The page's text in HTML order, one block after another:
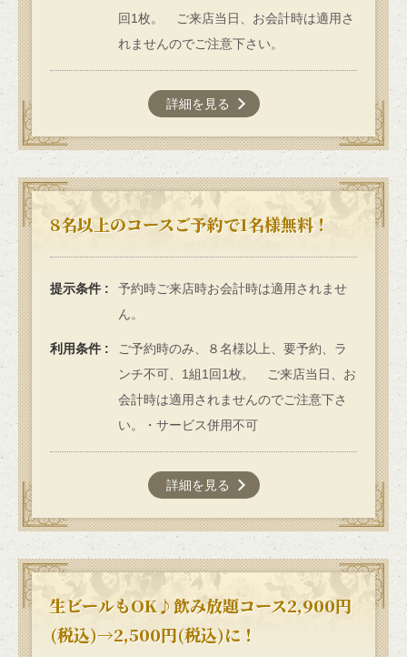
回1枚。 ご来店当日、お会計時は適用さ
れませんのでご注意下さい。
詳細を見る
8名以上のコースご予約で1名様無料！
提示条件
予約時ご来店時お会計時は適用されませ
ん。
利用条件
ご予約時のみ、８名様以上、要予約、ラ
ンチ不可、1組1回1枚。 ご来店当日、お
会計時は適用されませんのでご注意下さ
い。・サービス併用不可
詳細を見る
生ビールもOK♪飲み放題コース2,900円
(税込)→2,500円(税込)に！
この店舗情報をシェアする